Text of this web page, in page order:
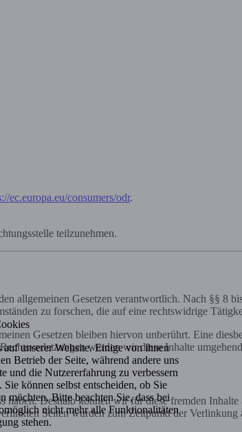
ec.europa.eu/consumers/odr.
teilzunehmen.
allgemeinen Gesetzen verantwortlich. Nach §§ 8
zu forschen, die auf eine rechtswidrige
Gesetzen bleiben hiervon unberührt. Eine
werden wir diese Inhalte
Deshalb können wir für diese fremden
Seiten wurden zum Zeitpunkt der
unserer Website. Einige von ihnen
Betrieb der Seite, während andere uns
und die Nutzererfahrung zu verbessern
können selbst entscheiden, ob Sie
möchten. Bitte beachten Sie, dass bei
nicht mehr alle Funktionalitäten
stehen.